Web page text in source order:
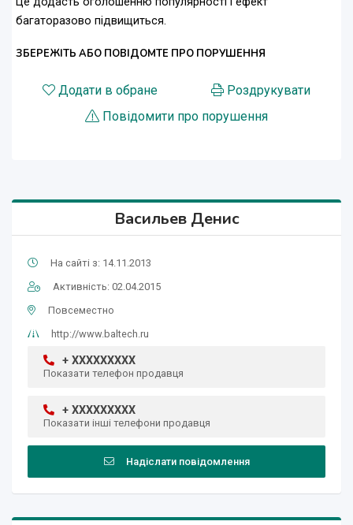
багаторазово підвищиться.
ЗБЕРЕЖІТЬ АБО ПОВІДОМТЕ ПРО ПОРУШЕННЯ
Додати в обране
Роздрукувати
Повідомити про порушення
Васильев Денис
На сайті з: 14.11.2013
Активність: 02.04.2015
Повсеместно
http://www.baltech.ru
+ XXXXXXXXX
Показати телефон продавця
+ XXXXXXXXX
Показати інші телефони продавця
Надіслати повідомлення